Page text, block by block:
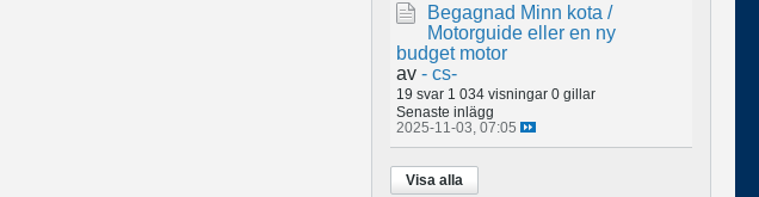
Begagnad Minn kota /
Motorguide eller en ny
budget motor
av - cs-
19 svar 1 034 visningar 0 gillar
Senaste inlägg
2025-11-03, 07:05
Visa alla